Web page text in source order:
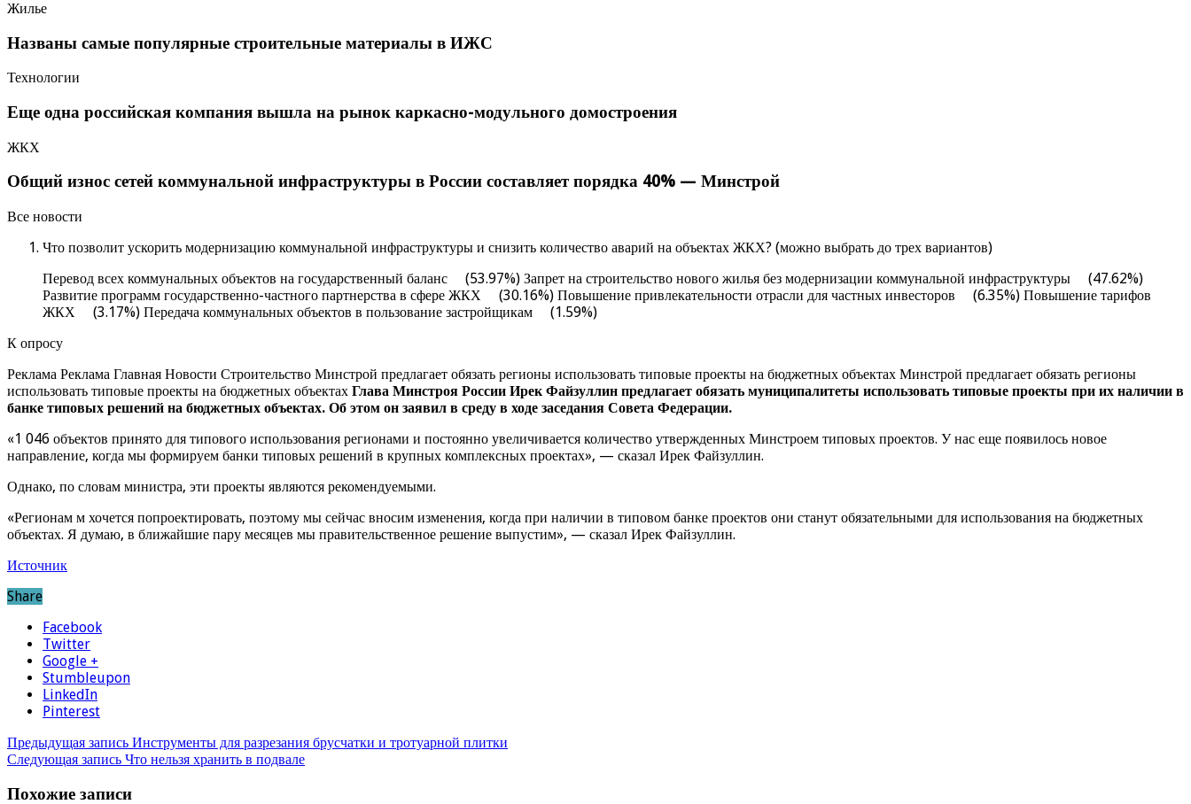
Жилье
Названы самые популярные строительные материалы в ИЖС
Технологии
Еще одна российская компания вышла на рынок каркасно-модульного домостроения
ЖКХ
Общий износ сетей коммунальной инфраструктуры в России составляет порядка 40% — Минстрой
Все новости
Что позволит ускорить модернизацию коммунальной инфраструктуры и снизить количество аварий на объектах ЖКХ? (можно выбрать до трех вариантов)
Перевод всех коммунальных объектов на государственный баланс (53.97%) Запрет на строительство нового жилья без модернизации коммунальной инфраструктуры (47.62%)
Развитие программ государственно-частного партнерства в сфере ЖКХ (30.16%) Повышение привлекательности отрасли для частных инвесторов (6.35%) Повышение тарифов
ЖКХ (3.17%) Передача коммунальных объектов в пользование застройщикам (1.59%)
К опросу
Реклама Реклама Главная Новости Строительство Минстрой предлагает обязать регионы использовать типовые проекты на бюджетных объектах Минстрой предлагает обязать регионы
использовать типовые проекты на бюджетных объектах Глава Минстроя России Ирек Файзуллин предлагает обязать муниципалитеты использовать типовые проекты при их наличии в
банке типовых решений на бюджетных объектах. Об этом он заявил в среду в ходе заседания Совета Федерации.
«1 046 объектов принято для типового использования регионами и постоянно увеличивается количество утвержденных Минстроем типовых проектов. У нас еще появилось новое
направление, когда мы формируем банки типовых решений в крупных комплексных проектах», — сказал Ирек Файзуллин.
Однако, по словам министра, эти проекты являются рекомендуемыми.
«Регионам м хочется попроектировать, поэтому мы сейчас вносим изменения, когда при наличии в типовом банке проектов они станут обязательными для использования на бюджетных
объектах. Я думаю, в ближайшие пару месяцев мы правительственное решение выпустим», — сказал Ирек Файзуллин.
Источник
Share
Facebook
Twitter
Google +
Stumbleupon
LinkedIn
Pinterest
Предыдущая запись Инструменты для разрезания брусчатки и тротуарной плитки
Следующая запись Что нельзя хранить в подвале
Похожие записи